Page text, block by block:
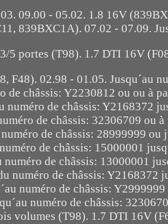
09.00 - 05.02. 1.8 16V
839BXC1A). 07.02 - 07.09.
5 portes (T98). 1.7 DTI 16V
F48). 02.98 - 01.05. Jusqu´au
de châssis: Y2230812 ou ou à
de châssis: Y2168372
de châssis: 32306709 ou
de châssis: 28999999
de châssis: 15000001
de châssis: 13000001
numéro de châssis: Y2168372
numéro de châssis:
numéro de châssis:
volumes (T98). 1.7 DTI 16V